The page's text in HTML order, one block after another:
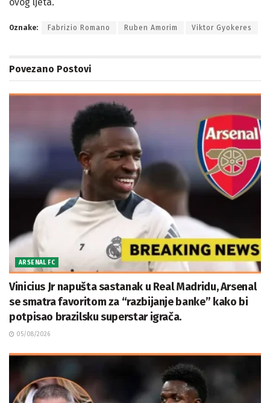
Oznake: Fabrizio Romano Ruben Amorim Viktor Gyokeres
Povezano Postovi
ARSENAL FC
Vinicius Jr napušta sastanak u Real Madridu, Arsenal
se smatra favoritom za “razbijanje banke” kako bi
potpisao brazilsku superstar igrača.
05/08/2026